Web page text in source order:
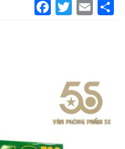
FacebookTwitterEmail